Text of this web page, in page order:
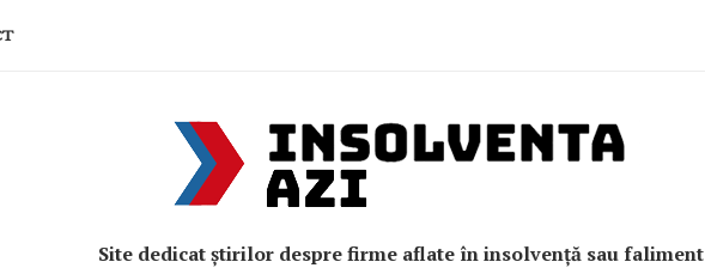
Site dedicat știrilor despre firme aflate în insolvență sau faliment